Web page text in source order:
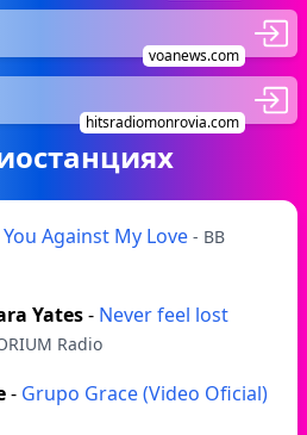
voanews.com
hitsradiomonrovia.com
You Against My Love - BB
Yates- Never feel lost
Radio
- Grupo Grace (Video Oficial)